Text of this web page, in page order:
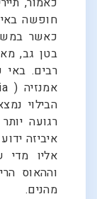
חופשה באי
כאשר
בטן גב,
רבים. באי
הבילוי
רגועה
איביזה
אליו מדי
וההאוס
מהנים.